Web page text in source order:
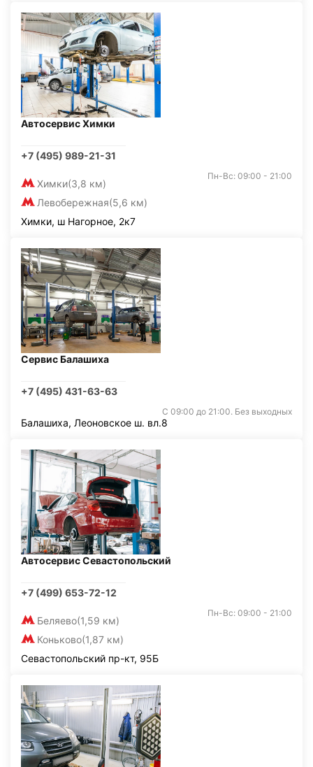
Автосервис Химки
+7 (495) 989-21-31
Химки(3,8 км)
Левобережная(5,6 км)
Пн-Вс: 09:00 - 21:00
Химки, ш Нагорное, 2к7
Сервис Балашиха
+7 (495) 431-63-63
С 09:00 до 21:00. Без выходных
Балашиха, Леоновское ш. вл.8
Автосервис Севастопольский
+7 (499) 653-72-12
Беляево(1,59 км)
Коньково(1,87 км)
Пн-Вс: 09:00 - 21:00
Севастопольский пр-кт, 95Б